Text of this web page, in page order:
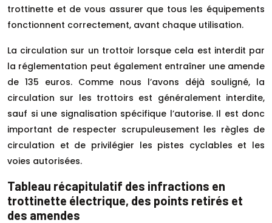
trottinette et de vous assurer que tous les équipements
fonctionnent correctement, avant chaque utilisation.
La circulation sur un trottoir lorsque cela est interdit par
la réglementation peut également entraîner une amende
de 135 euros. Comme nous l’avons déjà souligné, la
circulation sur les trottoirs est généralement interdite,
sauf si une signalisation spécifique l’autorise. Il est donc
important de respecter scrupuleusement les règles de
circulation et de privilégier les pistes cyclables et les
voies autorisées.
Tableau récapitulatif des infractions en
trottinette électrique, des points retirés et
des amendes